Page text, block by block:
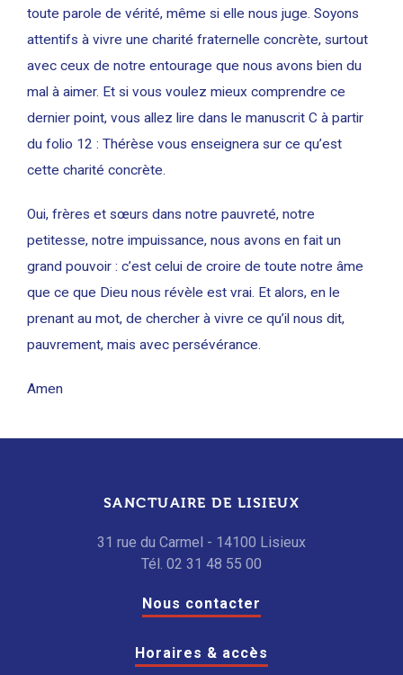
toute parole de vérité, même si elle nous juge. Soyons
attentifs à vivre une charité fraternelle concrète, surtout
avec ceux de notre entourage que nous avons bien du
mal à aimer. Et si vous voulez mieux comprendre ce
dernier point, vous allez lire dans le manuscrit C à partir
du folio 12 : Thérèse vous enseignera sur ce qu’est
cette charité concrète.
Oui, frères et sœurs dans notre pauvreté, notre
petitesse, notre impuissance, nous avons en fait un
grand pouvoir : c’est celui de croire de toute notre âme
que ce que Dieu nous révèle est vrai. Et alors, en le
prenant au mot, de chercher à vivre ce qu’il nous dit,
pauvrement, mais avec persévérance.
Amen
SANCTUAIRE DE LISIEUX
31 rue du Carmel - 14100 Lisieux
Tél. 02 31 48 55 00
Nous contacter
Horaires & accès